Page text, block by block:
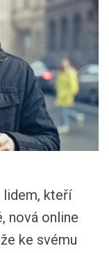
lidem, kteří
nová online
ke svému